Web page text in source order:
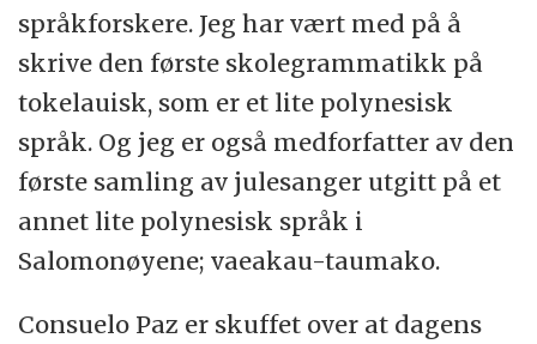
språkforskere. Jeg har vært med på å
skrive den første skolegrammatikk på
tokelauisk, som er et lite polynesisk
språk. Og jeg er også medforfatter av den
første samling av julesanger utgitt på et
annet lite polynesisk språk i
Salomonøyene; vaeakau-taumako.
Consuelo Paz er skuffet over at dagens